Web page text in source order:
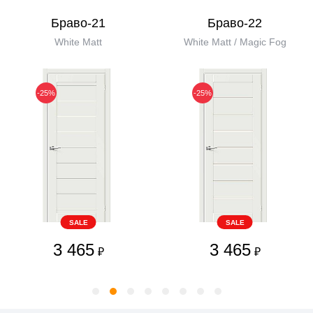
Браво-21
White Matt
-25%
SALE
3 465 ₽
Браво-22
White Matt / Magic Fog
-25%
SALE
3 465 ₽